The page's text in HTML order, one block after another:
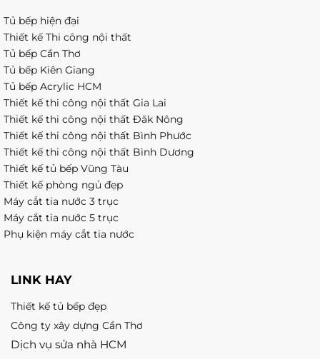
Tủ bếp hiện đại
Thiết kế Thi công nội thất
Tủ bếp Cần Thơ
Tủ bếp Kiên Giang
Tủ bếp Acrylic HCM
Thiết kế thi công nội thất Gia Lai
Thiết kế thi công nội thất Đăk Nông
Thiết kế thi công nội thất Bình Phước
Thiết kế thi công nội thất Bình Dương
Thiết kế tủ bếp Vũng Tàu
Thiết kế phòng ngủ đẹp
Máy cắt tia nước 3 trục
Máy cắt tia nước 5 trục
Phụ kiện máy cắt tia nước
LINK HAY
Thiết kế tủ bếp đẹp
Công ty xây dựng Cần Thơ
Dịch vụ sửa nhà HCM